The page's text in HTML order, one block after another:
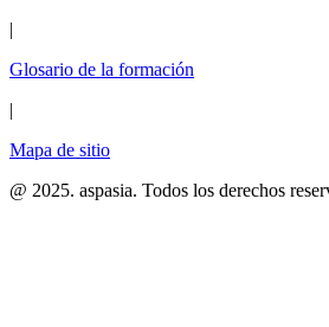
|
Glosario de la formación
|
Mapa de sitio
@ 2025. aspasia. Todos los derechos